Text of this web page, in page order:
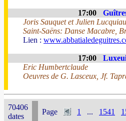
17:00
Joris Sauquet et Julien
Saint-Saëns: Danse Macabre,
Lien :
17:00
Eric Humbertclaude
Oeuvres de G. Lasceux, Jf.
70406
dates
Page 1 ... 1541